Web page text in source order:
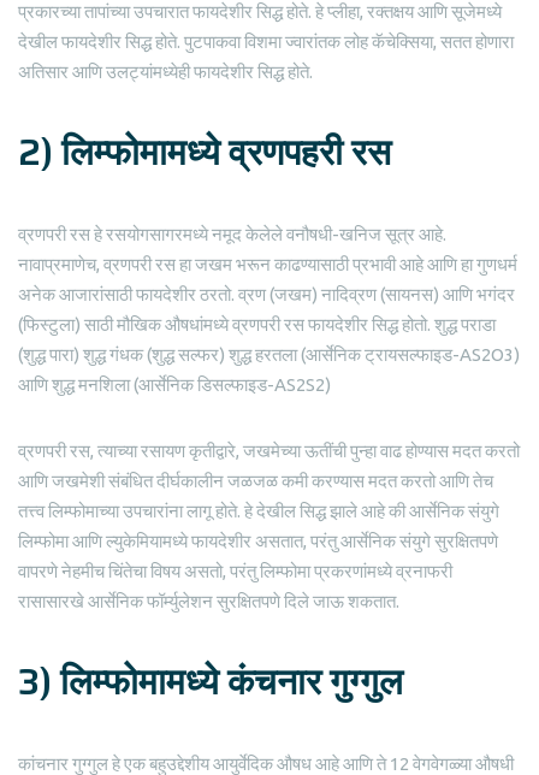
प्रकारच्या तापांच्या उपचारात फायदेशीर सिद्ध होते. हे प्लीहा, रक्तक्षय आणि सूजेमध्ये
देखील फायदेशीर सिद्ध होते. पुटपाकवा विशमा ज्वारांतक लोह कॅचेक्सिया, सतत होणारा
अतिसार आणि उलट्यांमध्येही फायदेशीर सिद्ध होते.
2) लिम्फोमामध्ये व्रणपहरी रस
व्रणपरी रस हे रसयोगसागरमध्ये नमूद केलेले वनौषधी-खनिज सूत्र आहे.
नावाप्रमाणेच, व्रणपरी रस हा जखम भरून काढण्यासाठी प्रभावी आहे आणि हा गुणधर्म
अनेक आजारांसाठी फायदेशीर ठरतो. व्रण (जखम) नादिव्रण (सायनस) आणि भगंदर
(फिस्टुला) साठी मौखिक औषधांमध्ये व्रणपरी रस फायदेशीर सिद्ध होतो. शुद्ध पराडा
(शुद्ध पारा) शुद्ध गंधक (शुद्ध सल्फर) शुद्ध हरतला (आर्सेनिक ट्रायसल्फाइड-AS2O3)
आणि शुद्ध मनशिला (आर्सेनिक डिसल्फाइड-AS2S2)
व्रणपरी रस, त्याच्या रसायण कृतीद्वारे, जखमेच्या ऊतींची पुन्हा वाढ होण्यास मदत करतो
आणि जखमेशी संबंधित दीर्घकालीन जळजळ कमी करण्यास मदत करतो आणि तेच
तत्त्व लिम्फोमाच्या उपचारांना लागू होते. हे देखील सिद्ध झाले आहे की आर्सेनिक संयुगे
लिम्फोमा आणि ल्युकेमियामध्ये फायदेशीर असतात, परंतु आर्सेनिक संयुगे सुरक्षितपणे
वापरणे नेहमीच चिंतेचा विषय असतो, परंतु लिम्फोमा प्रकरणांमध्ये व्रनाफरी
रासासारखे आर्सेनिक फॉर्म्युलेशन सुरक्षितपणे दिले जाऊ शकतात.
3) लिम्फोमामध्ये कंचनार गुग्गुल
कांचनार गुग्गुल हे एक बहुउद्देशीय आयुर्वेदिक औषध आहे आणि ते 12 वेगवेगळ्या औषधी